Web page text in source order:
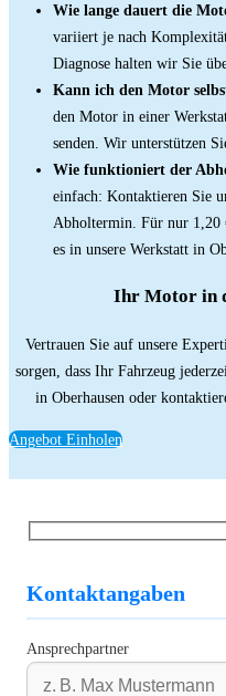
Wie lange dauert die
variiert je nach
Diagnose halten wir Sie
Kann ich den Motor
den Motor in einer
senden. Wir unterstützen
Wie funktioniert der
einfach: Kontaktieren Sie
Abholtermin. Für nur 1,20
es in unsere Werkstatt in
Ihr Motor in
Vertrauen Sie auf unsere
sorgen, dass Ihr Fahrzeug
in Oberhausen oder
Angebot Einholen
Kontaktangaben
Ansprechpartner